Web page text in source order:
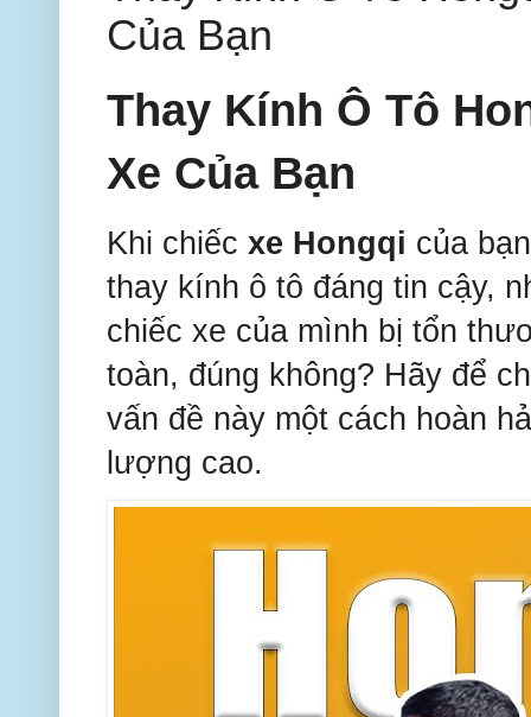
Của Bạn
Thay Kính Ô Tô
Xe Của Bạn
Khi chiếc xe Hongqi của
thay kính ô tô đáng tin cậy,
chiếc xe của mình bị tổn
toàn, đúng không? Hãy để
vấn đề này một cách hoàn
lượng cao.